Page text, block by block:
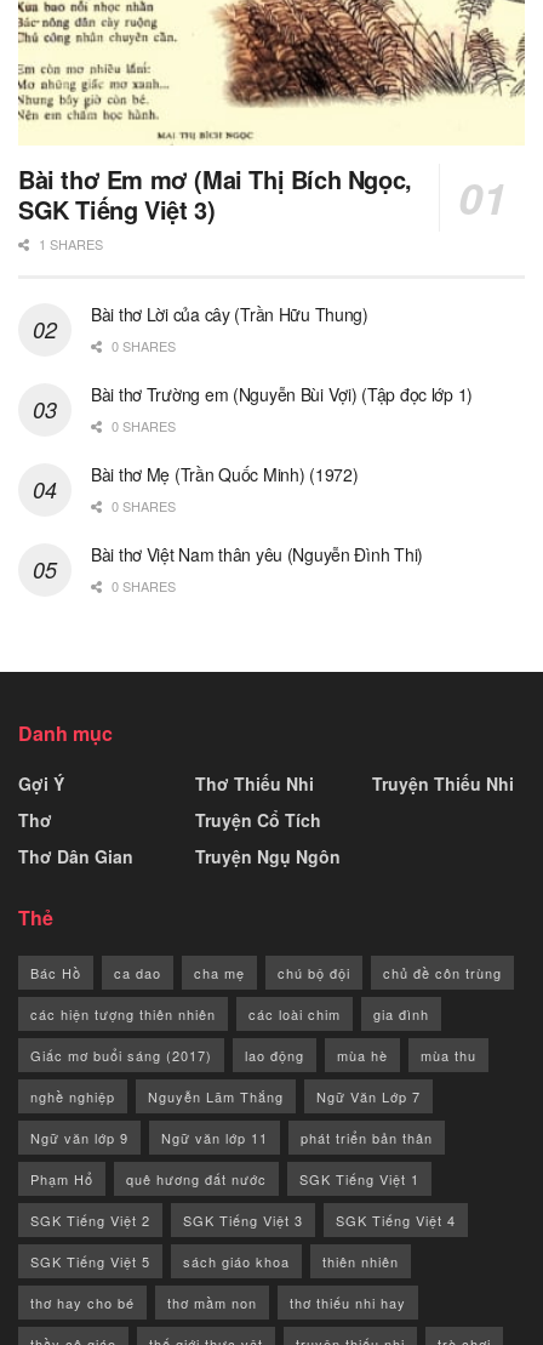
Bài thơ Em mơ (Mai Thị Bích Ngọc,
SGK Tiếng Việt 3)
1 SHARES
Bài thơ Lời của cây (Trần Hữu Thung)
0 SHARES
Bài thơ Trường em (Nguyễn Bùi Vợi) (Tập đọc lớp 1)
0 SHARES
Bài thơ Mẹ (Trần Quốc Minh) (1972)
0 SHARES
Bài thơ Việt Nam thân yêu (Nguyễn Đình Thi)
0 SHARES
Danh mục
Gợi Ý
Thơ
Thơ Dân Gian
Thơ Thiếu Nhi
Truyện Cổ Tích
Truyện Ngụ Ngôn
Truyện Thiếu Nhi
Thẻ
Bác Hồ ca dao cha mẹ chú bộ đội chủ đề côn trùng
các hiện tượng thiên nhiên các loài chim gia đình
Giấc mơ buổi sáng (2017) lao động mùa hè mùa thu
nghề nghiệp Nguyễn Lãm Thắng Ngữ Văn Lớp 7
Ngữ văn lớp 9 Ngữ văn lớp 11 phát triển bản thân
Phạm Hổ quê hương đất nước SGK Tiếng Việt 1
SGK Tiếng Việt 2 SGK Tiếng Việt 3 SGK Tiếng Việt 4
SGK Tiếng Việt 5 sách giáo khoa thiên nhiên
thơ hay cho bé thơ mầm non thơ thiếu nhi hay